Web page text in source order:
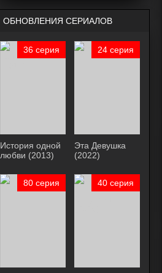
ОБНОВЛЕНИЯ СЕРИАЛОВ
36 серия
История одной
любви (2013)
24 серия
Эта Девушка
(2022)
80 серия 40 серия